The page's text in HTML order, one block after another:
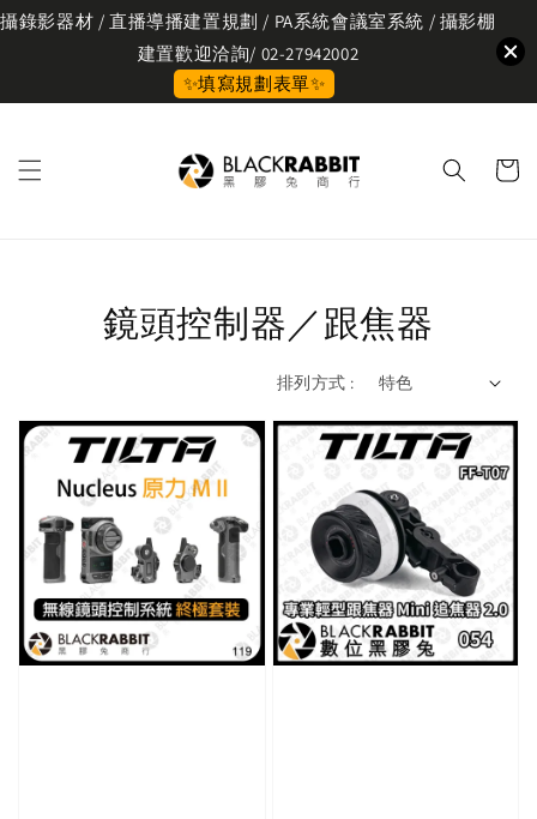
攝錄影器材 / 直播導播建置規劃 / PA系統會議室系統 / 攝影棚
建置歡迎洽詢/ 02-27942002
✨填寫規劃表單✨
鏡頭控制器／跟焦器
排列方式 :